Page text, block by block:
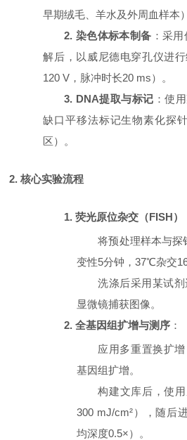
早期绒毛、羊水及外周血样本
2. 染色体标本制备 ：采
解后，以威尼德电穿孔仪进
120 V，脉冲时长20 ms）。
3. DNA提取与标记 ：使
缺口平移法标记生物素化探
区）。
2. 核心实验流程
1. 荧光原位杂交（FISH）
将预处理样本与探
变性5分钟，37℃杂交16
洗涤后采用某试剂
显微镜捕获图像。
2. 全基因组扩增与测序 ：
应用多重置换扩增
基因组扩增。
构建文库后，使
300 mJ/cm²），随后
均深度0.5×）。